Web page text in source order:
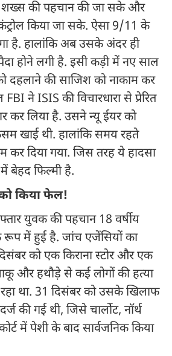
शख्स की पहचान की जा सके और
किया जा सके. ऐसा 9/11 के
है. हालांकि अब उसके अंदर ही
पैदा होने लगी है. इसी कड़ी में नए साल
की साजिश को नाकाम कर
ने ISIS की विचारधारा से प्रेरित
कर लिया है. उसने न्यू ईयर को
खाई थी. हालांकि समय रहते
दिया गया. जिस तरह ये हादसा
बेहद फिल्मी है.
किया फेल!
युवक की पहचान 18 वर्षीय
के रूप में हुई है. जांच एजेंसियों का
को एक किराना स्टोर और एक
और हथौड़े से कई लोगों की हत्या
था. 31 दिसंबर को उसके खिलाफ
की गई थी, जिसे चार्लोट, नॉर्थ
में पेशी के बाद सार्वजनिक किया